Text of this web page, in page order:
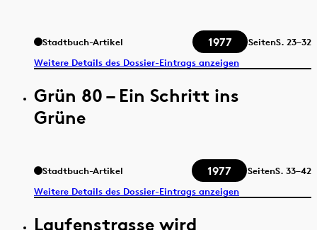
Stadtbuch-Artikel 1977 SeitenS. 23–32
Weitere Details des Dossier-Eintrags anzeigen
Grün 80 – Ein Schritt ins
Grüne
Stadtbuch-Artikel 1977 SeitenS. 33–42
Weitere Details des Dossier-Eintrags anzeigen
Laufenstrasse wird